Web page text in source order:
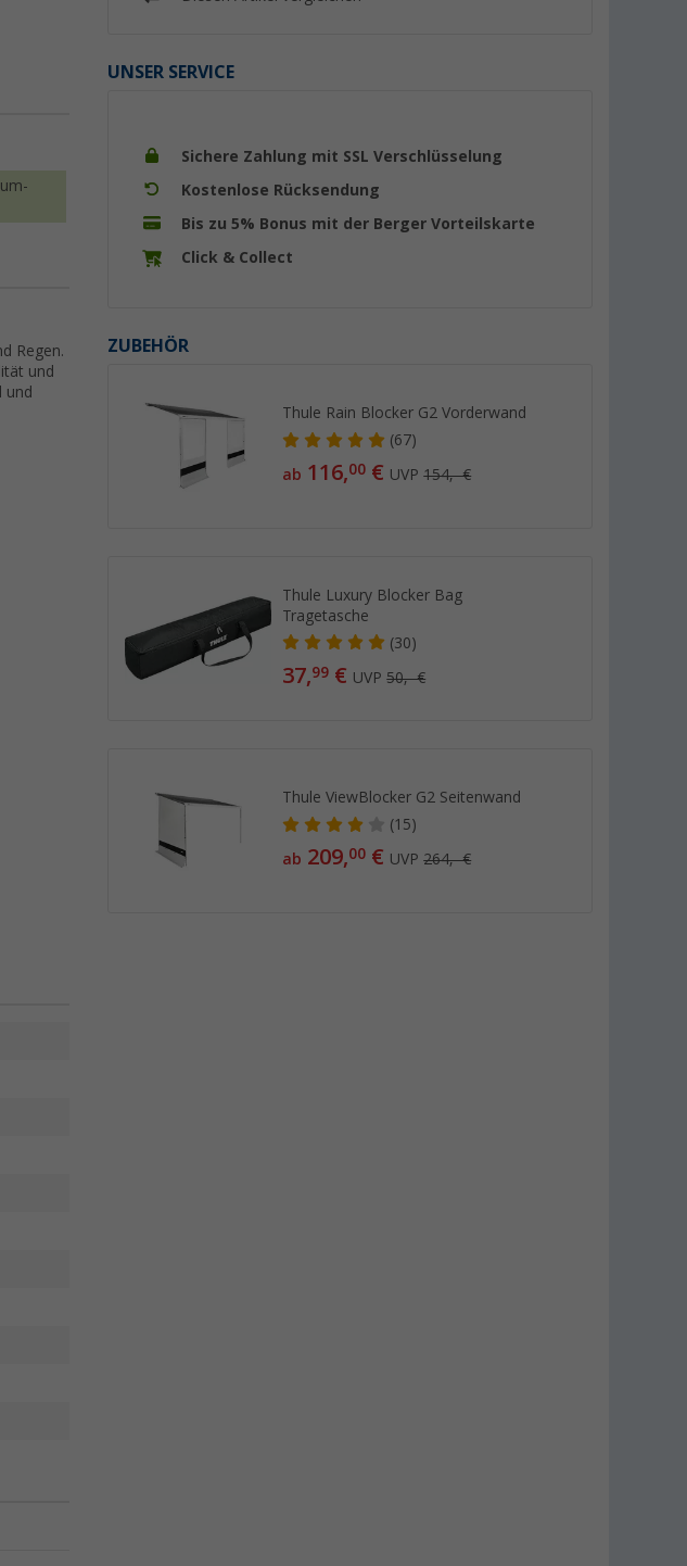
UNSER SERVICE
Sichere Zahlung mit SSL Verschlüsselung
Kostenlose Rücksendung
Bis zu 5% Bonus mit der Berger Vorteilskarte
Click & Collect
ZUBEHÖR
Thule Rain Blocker G2 Vorderwand
(67)
ab 116,00 € UVP154,- €
Thule Luxury Blocker Bag
Tragetasche
(30)
37,99 € UVP50,- €
Thule ViewBlocker G2 Seitenwand
(15)
ab 209,00 € UVP264,- €
Regen.
und
und